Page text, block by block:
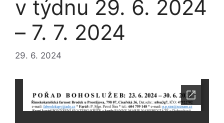
v týdnu 29. 6. 2024
– 7. 7. 2024
29. 6. 2024